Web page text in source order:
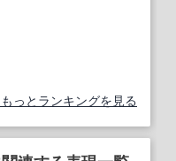
もっとランキングを見る